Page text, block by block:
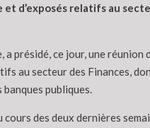
d’exposés relatifs au
présidé, ce jour, une réunion
au secteur des Finances,
publiques.
des deux dernières